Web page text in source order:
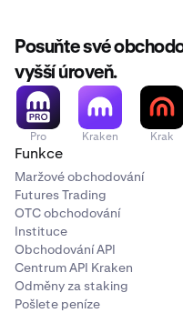
Posuňte své
vyšší úroveň.
Pro Kraken Krak
Funkce
Maržové obchodování
Futures Trading
OTC obchodování
Instituce
Obchodování API
Centrum API Kraken
Odměny za staking
Pošlete peníze